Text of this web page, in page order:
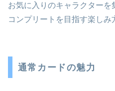
お気に入りのキャラクター
コンプリートを目指す楽しみ
通常カードの魅力